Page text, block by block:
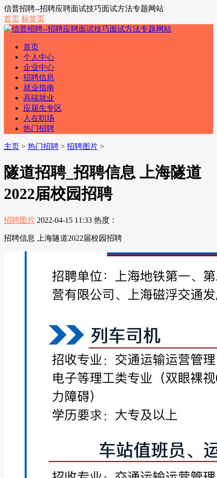
信普招聘--招聘应聘面试技巧面试方法专题网站
首页 标签页
首页
个人中心
企业中心
招聘信息
就业指南
高端就业
应届生专区
人在职场
热门招聘
主页 > 热门招聘 > 招聘图片 >
隧道招聘_招聘信息 上海隧道
2022届校园招聘
招聘图片 2022-04-15 11:33 热度：
招聘信息 上海隧道2022届校园招聘